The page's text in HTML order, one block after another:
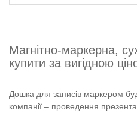
Магнітно-маркерна,
купити за вигідною
Дошка для записів маркером
компанії – проведення